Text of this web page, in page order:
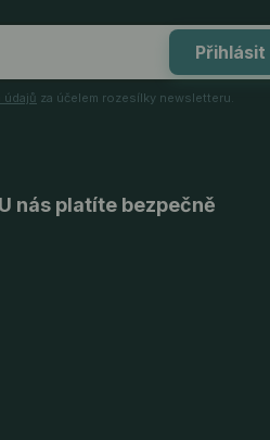
Přihlásit
údajů za účelem rozesílky newsletteru.
U nás platíte bezpečně